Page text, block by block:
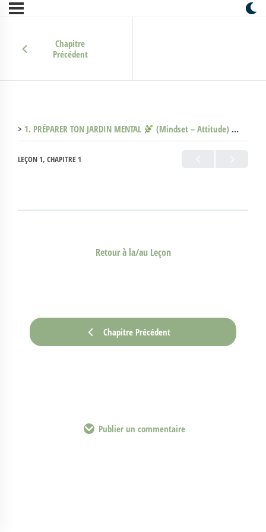
Chapitre
Précédent
1. PRÉPARER TON JARDIN MENTAL (Mindset – Attitude) 1.5 20
LEÇON 1, CHAPITRE 1
Chapitre Précédent
Retour à la/au Leçon
Publier un commentaire